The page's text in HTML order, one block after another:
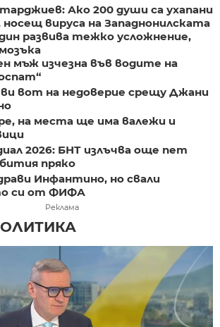
Ако 200 души са ухапани
вируса на Западнонилската
развива тежко усложнение,
мъж изчезна във водите на
вот на недоверие срещу Джани
на места ще има валежи и
2026: БНТ излъчва още пет
пряко
Инфантино, но свали
си от ФИФА
Реклама